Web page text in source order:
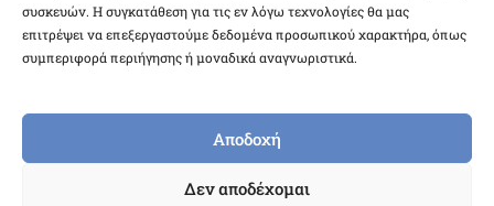
συσκευών. Η συγκατάθεση για τις εν λόγω τεχνολογίες θα μας
επιτρέψει να επεξεργαστούμε δεδομένα προσωπικού χαρακτήρα, όπως
συμπεριφορά περιήγησης ή μοναδικά αναγνωριστικά.
Αποδοχή
Δεν αποδέχομαι
COPYRIGHT © 2026 EPEKEINA.GR. DESIGNED BY
WEB_FOR_ALL